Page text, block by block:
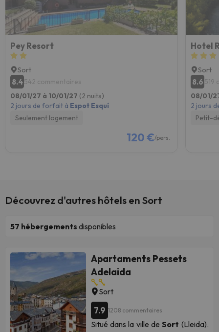
Pey Resort
Sort
8.4542 commentaires
08/01/27 à 10/01/27 (2 nuits)
2 jours de forfait à Espot Esquí
Seulement logement
120 €/pers.
Hotel
Sort
8.6 519
08/01/
2 jours
Petit-
Découvrez d'autres hôtels en Sort
57 hébergements disponibles
Apartaments Pessets
Adelaida
Sort
7.9 1208 commentaires
Situé dans la ville de Sort (Lleida).